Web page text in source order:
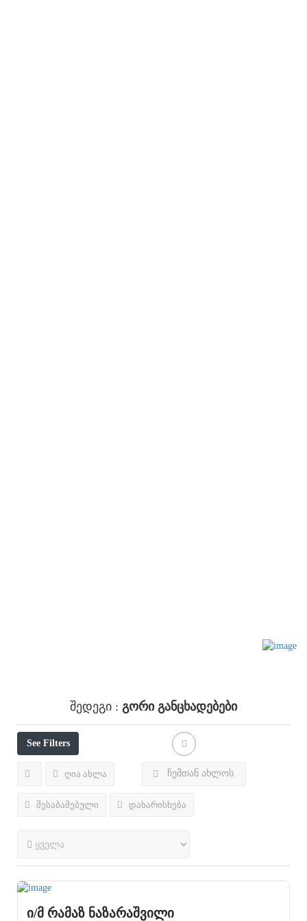
Შედეგი : Გორი Განცხადებები
See Filters
ღია ახლა ჩემთან ახლოს
შესაბამებული დახარისხება
ი/მ რამაზ ნაზარაშვილი